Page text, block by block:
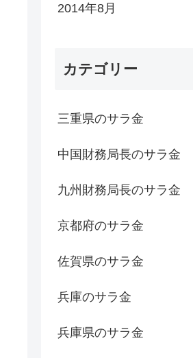
2014年8月
カテゴリー
三重県のサラ金
中国財務局長のサラ金
九州財務局長のサラ金
京都府のサラ金
佐賀県のサラ金
兵庫のサラ金
兵庫県のサラ金